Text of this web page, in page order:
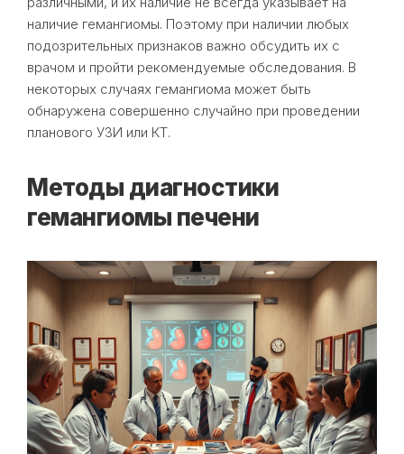
наличие гемангиомы. Поэтому при наличии любых
подозрительных признаков важно обсудить их с
врачом и пройти рекомендуемые обследования. В
некоторых случаях гемангиома может быть
обнаружена совершенно случайно при проведении
планового УЗИ или КТ.
Методы диагностики
гемангиомы печени